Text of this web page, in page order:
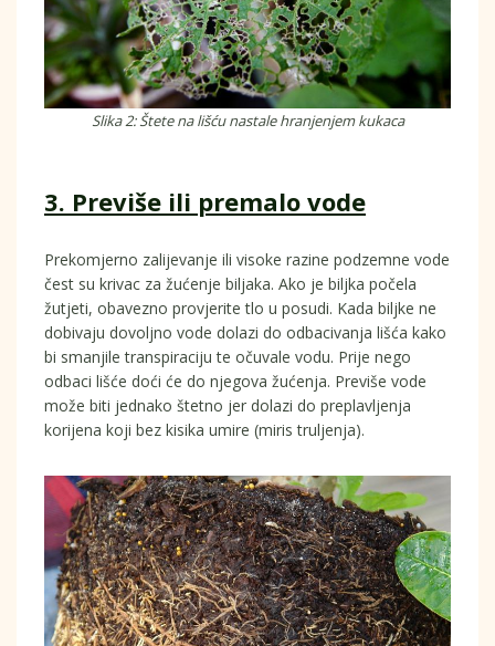
Slika 2: Štete na lišću nastale hranjenjem kukaca
3. Previše ili premalo vode
Prekomjerno zalijevanje ili visoke razine podzemne vode
čest su krivac za žućenje biljaka. Ako je biljka počela
žutjeti, obavezno provjerite tlo u posudi. Kada biljke ne
dobivaju dovoljno vode dolazi do odbacivanja lišća kako
bi smanjile transpiraciju te očuvale vodu. Prije nego
odbaci lišće doći će do njegova žućenja. Previše vode
može biti jednako štetno jer dolazi do preplavljenja
korijena koji bez kisika umire (miris truljenja).